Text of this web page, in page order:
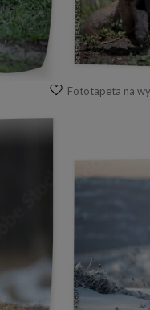
Fototapeta na